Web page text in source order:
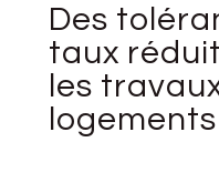
Des
taux
les
logements